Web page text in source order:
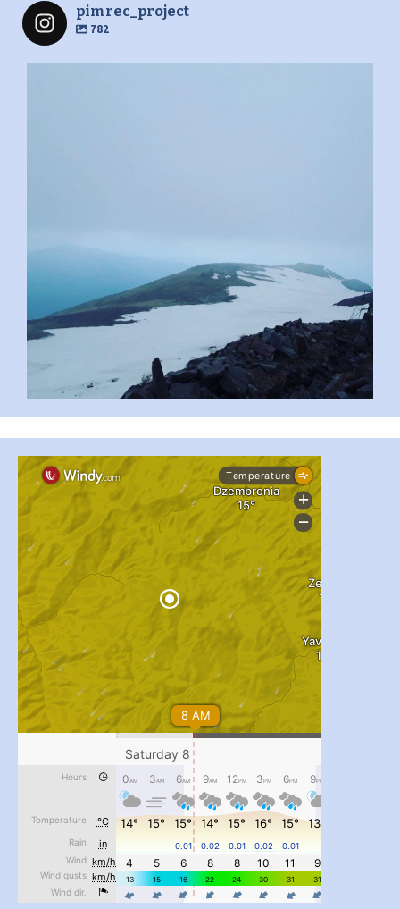
pimrec_project
782
...
pimrec_project
#PipIvanToday...
pimrec_project